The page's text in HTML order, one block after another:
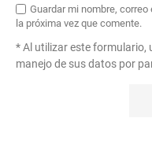
Guardar mi nombre,
la próxima vez que comente.
* Al utilizar este formulario,
manejo de sus datos por